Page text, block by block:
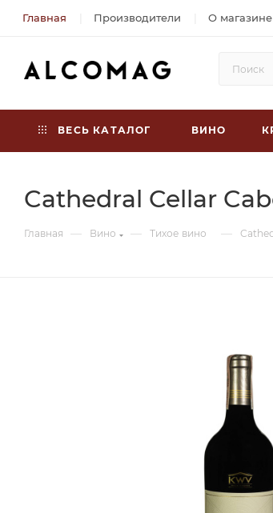
Главная Производители О магазине
ВЕСЬ КАТАЛОГ ВИНО
Cathedral Cellar
Главная — Вино — Тихое вино —